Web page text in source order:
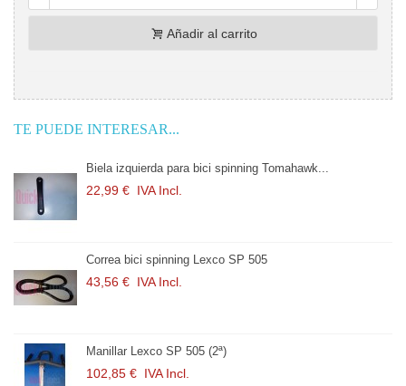
Añadir al carrito
TE PUEDE INTERESAR...
Biela izquierda para bici spinning Tomahawk...
22,99 € IVA Incl.
Correa bici spinning Lexco SP 505
43,56 € IVA Incl.
Manillar Lexco SP 505 (2ª)
102,85 € IVA Incl.